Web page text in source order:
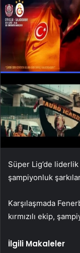
Süper Lig’de
şampiyonluk
Karşılaşmada
kırmızılı ekip,
İlgili Makaleler